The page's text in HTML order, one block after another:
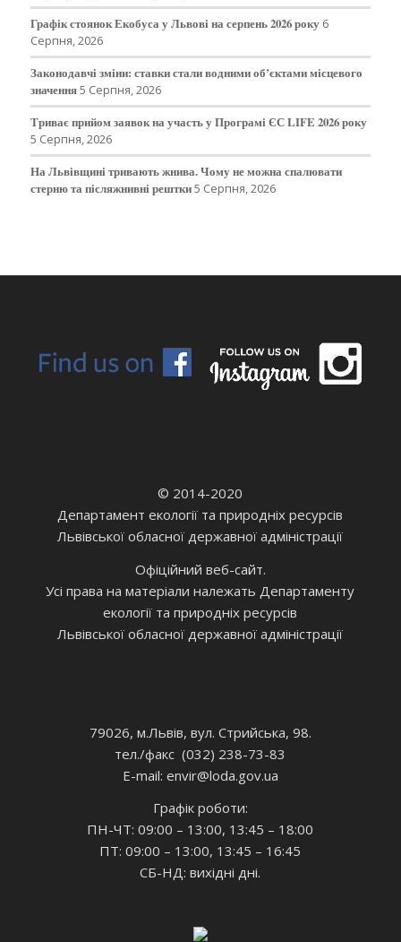
Графік стоянок Екобуса у Львові на серпень 2026 року 6
Серпня, 2026
Законодавчі зміни: ставки стали водними об’єктами місцевого
значення5 Серпня, 2026
Триває прийом заявок на участь у Програмі ЄС LIFE 2026 року
5 Серпня, 2026
На Львівщині тривають жнива. Чому не можна спалювати
стерню та післяжнивні рештки5 Серпня, 2026
© 2014-2020
Департамент екології та природніх ресурсів
Львівської обласної державної адміністрації
Офіційний веб-сайт.
Усі права на матеріали належать Департаменту
екології та природніх ресурсів
Львівської обласної державної адміністрації
79026, м.Львів, вул. Стрийська, 98.
тел./факс (032) 238-73-83
E-mail: envir@loda.gov.ua
Графік роботи:
ПН-ЧТ: 09:00 – 13:00, 13:45 – 18:00
ПТ: 09:00 – 13:00, 13:45 – 16:45
СБ-НД: вихідні дні.